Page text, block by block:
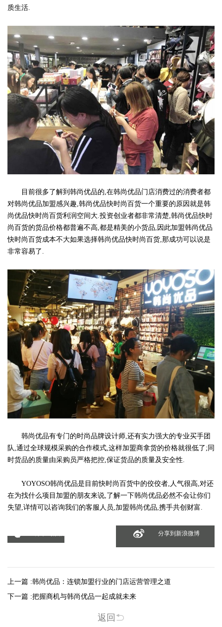
质生活.
目前很多了解到韩尚优品的,在韩尚优品门店消费过的消费者都
对韩尚优品加盟感兴趣,韩尚优品快时尚百货一个重要的原因就是韩
尚优品快时尚百货利润空间大.投资创业者都非常清楚,韩尚优品快时
尚百货的货品价格都普遍不高,都是精美的小货品,因此加盟韩尚优品
快时尚百货成本不大如果选择韩尚优品快时尚百货,那成功可以说是
非常容易了.
韩尚优品有专门的时尚品牌设计师,还有实力强大的专业买手团
队,通过全球规模采购的合作模式,这样加盟商拿货的价格就很低了;同
时货品的质量由采购员严格把控,保证货品的质量及安全性.
YOYOSO韩尚优品是目前快时尚百货中的佼佼者,人气很高,对还
在为找什么项目加盟的朋友来说,了解一下韩尚优品必然不会让你们
失望,详情可以咨询我们的客服人员,加盟韩尚优品,携手共创财富.
分享到新浪微博
上一篇 :韩尚优品：连锁加盟行业的门店运营管理之道
下一篇 :把握商机与韩尚优品一起成就未来
返回